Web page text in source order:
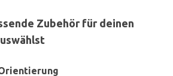
Zubehör für deinen